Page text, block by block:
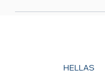
HELLAS